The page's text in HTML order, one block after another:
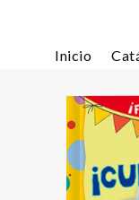
Inicio